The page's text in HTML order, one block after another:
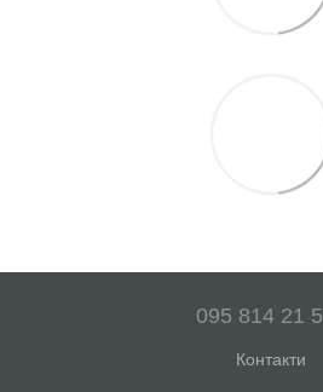
095 814 21
Контакти